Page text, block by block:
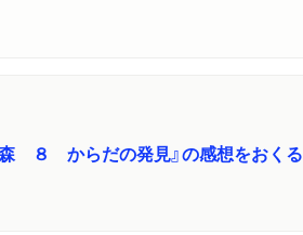
森 ８ からだの発見』の感想をおくる